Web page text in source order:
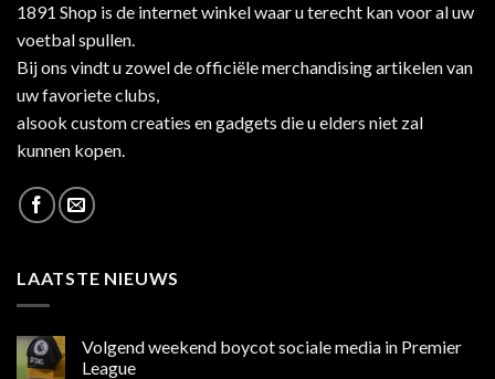
1891 Shop is de internet winkel waar u terecht kan voor al uw
voetbal spullen.
Bij ons vindt u zowel de officiële merchandising artikelen van
uw favoriete clubs,
alsook custom creaties en gadgets die u elders niet zal
kunnen kopen.
LAATSTE NIEUWS
Volgend weekend boycot sociale media in Premier
League